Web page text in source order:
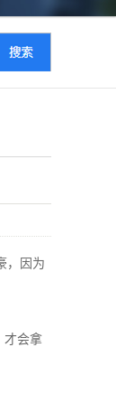
，因为
才会拿